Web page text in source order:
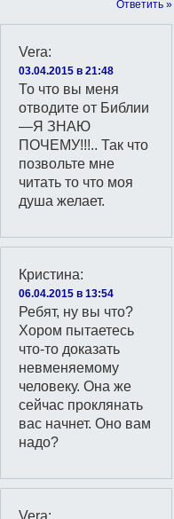
Ответить »
Vera:
03.04.2015 в 21:48
То что вы меня
отводите от Библии
—Я ЗНАЮ
ПОЧЕМУ!!!.. Так что
позвольте мне
читать то что моя
душа желает.
Кристина:
06.04.2015 в 13:54
Ребят, ну вы что?
Хором пытаетесь
что-то доказать
невменяемому
человеку. Она же
сейчас проклянать
вас начнет. Оно вам
надо?
Vera: